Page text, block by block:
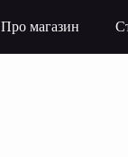
Про магазин